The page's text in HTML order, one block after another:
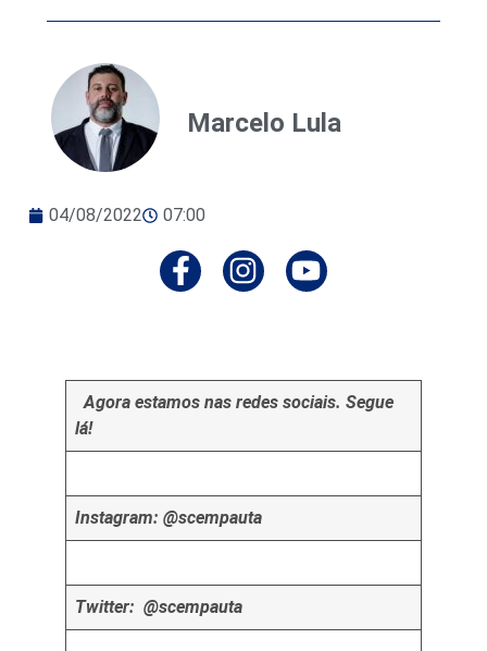
Marcelo Lula
04/08/2022 07:00
Agora estamos nas redes sociais. Segue
lá!
Instagram: @scempauta
Twitter: @scempauta